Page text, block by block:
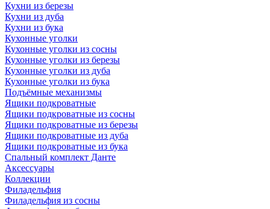
Кухни из березы
Кухни из дуба
Кухни из бука
Кухонные уголки
Кухонные уголки из сосны
Кухонные уголки из березы
Кухонные уголки из дуба
Кухонные уголки из бука
Подъёмные механизмы
Ящики подкроватные
Ящики подкроватные из сосны
Ящики подкроватные из березы
Ящики подкроватные из дуба
Ящики подкроватные из бука
Спальный комплект Данте
Аксессуары
Коллекции
Филадельфия
Филадельфия из сосны